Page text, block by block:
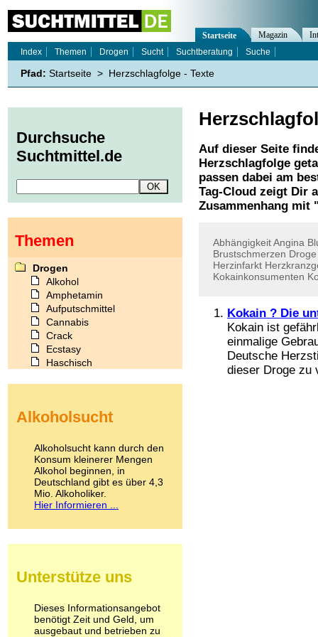
Auf dieser Seite
Herzschlagfolge
passen dabei am
Tag-Cloud zeigt Dir
Zusammenhang mit
AbhängigkeitAngina
Brustschmerzen Droge
Herzinfarkt
Kokainkonsumenten
Kokain ? Die
Kokain ist
einmalige
Deutsche
dieser Droge zu
Startseite Magazin
Index
Themen Drogen Sucht Suchtberatung Suche
Pfad: Startseite > Herzschlagfolge - Texte
Durchsuche
Suchtmittel.de
Themen
Drogen
Alkohol
Amphetamin
Aufputschmittel
Cannabis
Crack
Ecstasy
Haschisch
Kokain
LSD
Marihuana
Medikamente
Meskalin
Metamphetamin
Methadon
Pilze
Psychopharmaka
Schlafmittel
Schmerzmittel
Alkoholsucht
Alkoholsucht kann durch den
Konsum kleinerer Mengen
Alkohol beginnen, in
Deutschland gibt es über 4,3
Mio. Alkoholiker.
Hier Informieren ...
Unterstütze uns
Dieses Informationsangebot
benötigt Zeit und Geld, um
ausgebaut und betrieben zu